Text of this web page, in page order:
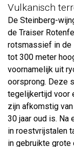
Vulkanisch
De Steinberg-
de Traiser
rotsmassief in de
tot 300 meter
voornamelijk uit
oorsprong. Deze
tegelijkertijd voor
zijn afkomstig
30 jaar oud is. Na
in roestvrijstalen
in gebruikte grote